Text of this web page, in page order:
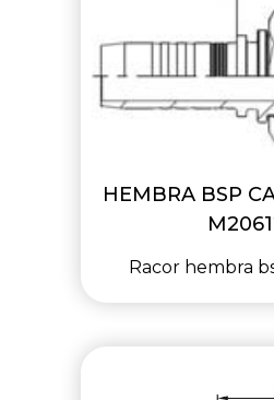
HEMBRA BSP
Racor hembra